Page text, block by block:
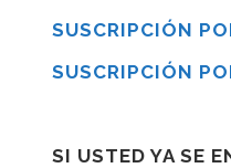
SUSCRIPCIÓN
SUSCRIPCIÓN
SI USTED YA SE